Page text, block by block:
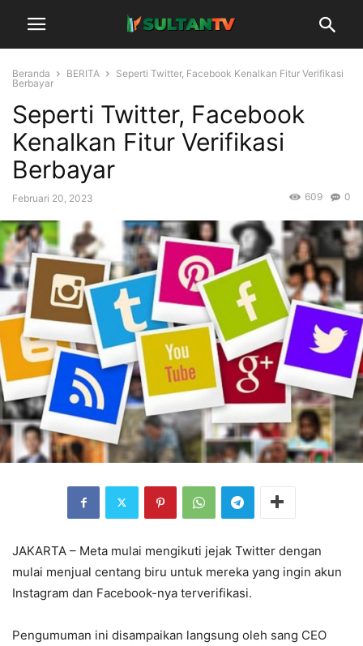
Beranda BERITA
Seperti Twitter, Facebook Kenalkan Fitur Verifikasi
Berbayar
Seperti Twitter, Facebook
Kenalkan Fitur Verifikasi
Berbayar
Februari 20, 2023 0
609
JAKARTA – Meta mulai mengikuti jejak Twitter dengan
mulai menjual centang biru untuk mereka yang ingin akun
Instagram dan Facebook-nya terverifikasi.
Pengumuman ini disampaikan langsung oleh sang CEO